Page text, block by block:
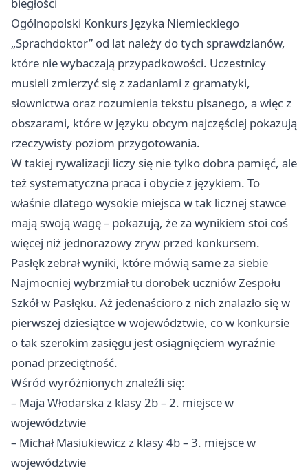
Ogólnopolski Konkurs Języka Niemieckiego
„Sprachdoktor” od lat należy do tych sprawdzianów,
które nie wybaczają przypadkowości. Uczestnicy
musieli zmierzyć się z zadaniami z gramatyki,
słownictwa oraz rozumienia tekstu pisanego, a więc z
obszarami, które w języku obcym najczęściej pokazują
rzeczywisty poziom przygotowania.
W takiej rywalizacji liczy się nie tylko dobra pamięć, ale
też systematyczna praca i obycie z językiem. To
właśnie dlatego wysokie miejsca w tak licznej stawce
mają swoją wagę – pokazują, że za wynikiem stoi coś
więcej niż jednorazowy zryw przed konkursem.
Pasłęk zebrał wyniki, które mówią same za siebie
Najmocniej wybrzmiał tu dorobek uczniów Zespołu
Szkół w Pasłęku. Aż jedenaścioro z nich znalazło się w
pierwszej dziesiątce w województwie, co w konkursie
o tak szerokim zasięgu jest osiągnięciem wyraźnie
ponad przeciętność.
Wśród wyróżnionych znaleźli się:
– Maja Włodarska z klasy 2b – 2. miejsce w
województwie
– Michał Masiukiewicz z klasy 4b – 3. miejsce w
województwie